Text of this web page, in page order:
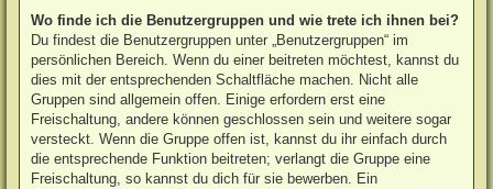
Wo finde ich die Benutzergruppen und wie trete ich ihnen bei?
Du findest die Benutzergruppen unter „Benutzergruppen“ im
persönlichen Bereich. Wenn du einer beitreten möchtest, kannst du
dies mit der entsprechenden Schaltfläche machen. Nicht alle
Gruppen sind allgemein offen. Einige erfordern erst eine
Freischaltung, andere können geschlossen sein und weitere sogar
versteckt. Wenn die Gruppe offen ist, kannst du ihr einfach durch
die entsprechende Funktion beitreten; verlangt die Gruppe eine
Freischaltung, so kannst du dich für sie bewerben. Ein